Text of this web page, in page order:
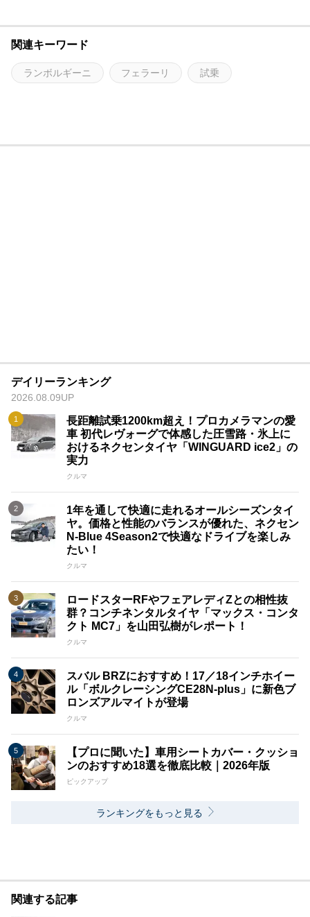
関連キーワード
ランボルギーニ フェラーリ 試乗
デイリーランキング
2026.08.09UP
長距離試乗1200km超え！プロカメラマンの愛
車 初代レヴォーグで体感した圧雪路・氷上に
おけるネクセンタイヤ「WINGUARD ice2」の
実力
クルマ
1年を通して快適に走れるオールシーズンタイ
ヤ。価格と性能のバランスが優れた、ネクセン
N-Blue 4Season2で快適なドライブを楽しみ
たい！
クルマ
ロードスターRFやフェアレディZとの相性抜
群？コンチネンタルタイヤ「マックス・コンタ
クト MC7」を山田弘樹がレポート！
クルマ
スバル BRZにおすすめ！17／18インチホイー
ル「ボルクレーシングCE28N-plus」に新色ブ
ロンズアルマイトが登場
クルマ
【プロに聞いた】車用シートカバー・クッショ
ンのおすすめ18選を徹底比較｜2026年版
ピックアップ
ランキングをもっと見る
関連する記事